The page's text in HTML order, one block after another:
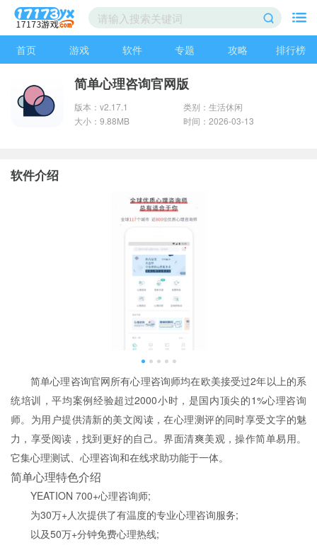
首页 游戏 软件 专题 攻略 排行榜
简单心理咨询官网版
版本：v2.17.1
类别：生活休闲
大小：9.88MB
时间：2026-03-13
软件介绍
简单心理咨询官网所有心理咨询师均在欧美接受过2年以上的系
统培训，平均案例经验超过2000小时，是国内顶尖的1%心理咨询
师。为用户提供清新的美文阅读，在心理测评的同时享受文字的魅
力，享受阅读，找到更好的自己。界面清爽美观，操作简单易用。
它集心理测试、心理咨询和在线求助功能于一体。
简单心理特色介绍
YEATION 700+心理咨询师;
为30万+人次提供了有温度的专业心理咨询服务;
以及50万+分钟免费心理热线;